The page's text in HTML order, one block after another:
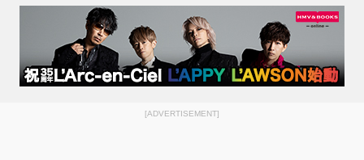
[ADVERTISEMENT]